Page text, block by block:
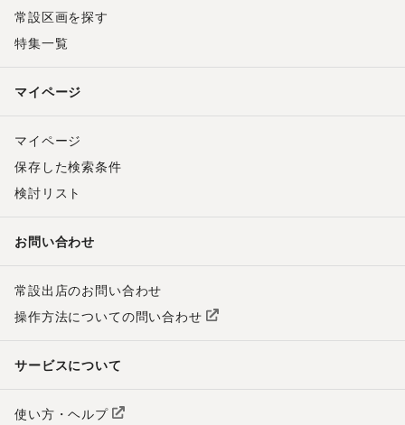
常設区画を探す
特集一覧
マイページ
マイページ
保存した検索条件
検討リスト
お問い合わせ
常設出店のお問い合わせ
操作方法についての問い合わせ
サービスについて
使い方・ヘルプ